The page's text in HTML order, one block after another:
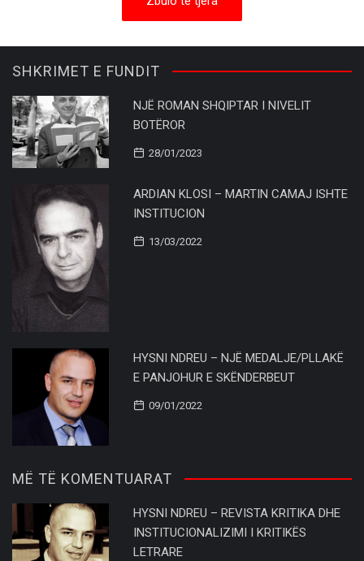
SHKRIMET E FUNDIT
NJË ROMAN SHQIPTAR I NIVELIT
BOTËROR
28/01/2023
ARDIAN KLOSI – MARTIN CAMAJ ISHTE
INSTITUCION
13/03/2022
HYSNI NDREU – NJË MEDALJE/PLLAKË
E PANJOHUR E SKËNDERBEUT
09/01/2022
MË TË KOMENTUARAT
HYSNI NDREU – REVISTA KRITIKA DHE
INSTITUCIONALIZIMI I KRITIKËS
LETRARE